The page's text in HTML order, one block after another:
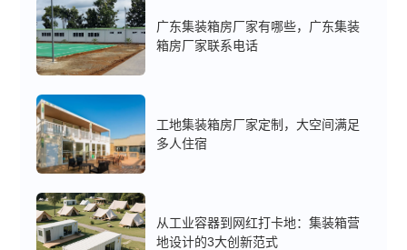
广东集装箱房厂家有哪些，广东集装
箱房厂家联系电话
工地集装箱房厂家定制，大空间满足
多人住宿
从工业容器到网红打卡地：集装箱营
地设计的3大创新范式